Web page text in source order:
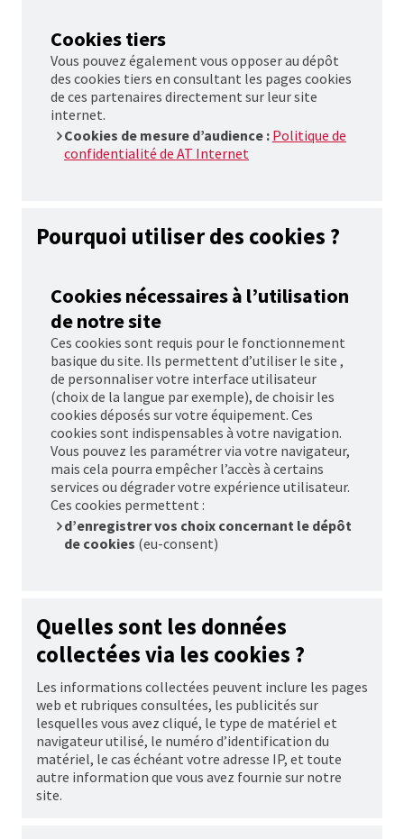
Cookiestiers
Vous pouvez également vous opposer au dépôt
des cookies tiers en consultant les pages cookies
de ces partenaires directement sur leur site
internet.
Cookies de mesure d’audience : Politique de
confidentialité de AT Internet
Pourquoi utiliser des cookies ?
Cookiesnécessaires à l’utilisation
de notre site
Ces cookies sont requis pour le fonctionnement
basique du site. Ils permettent d’utiliser le site ,
de personnaliser votre interface utilisateur
(choix de la langue par exemple), de choisir les
cookies déposés sur votre équipement. Ces
cookies sont indispensables à votre navigation.
Vous pouvez les paramétrer via votre navigateur,
mais cela pourra empêcher l’accès à certains
services ou dégrader votre expérience utilisateur.
Ces cookies permettent :
d’enregistrer vos choix concernant le dépôt
de cookies (eu-consent)
Quelles sont les données
collectées via les cookies ?
Les informations collectées peuvent inclure les pages
web et rubriques consultées, les publicités sur
lesquelles vous avez cliqué, le type de matériel et
navigateur utilisé, le numéro d’identification du
matériel, le cas échéant votre adresse IP, et toute
autre information que vous avez fournie sur notre
site.